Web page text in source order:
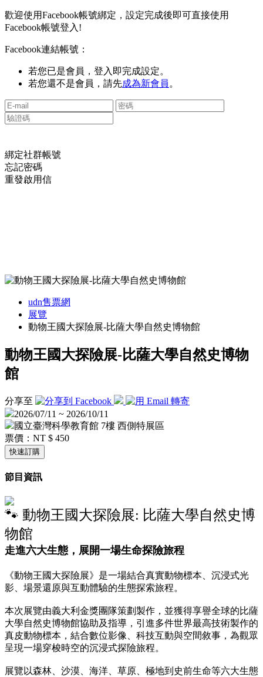
歡迎使用Facebook帳號綁定，設定完成後即可直接使用
Facebook帳號登入!
Facebook連結帳號：
若您已是會員，登入即完成設定。
若您還不是會員，請先成為新會員 。
綁定社群帳號
忘記密碼
重發啟用信
udn售票網
展覽
動物王國大探險展-比薩大學自然史博物館
動物王國大探險展-比薩大學自然史博物
館
分享至
2026/07/11 ~ 2026/10/11
國立臺灣科學教育館 7樓 西側特展區
票價： NT $ 450
快速訂購
節目資訊
🐾 動物王國大探險展: 比薩大學自然史博
物館
走進六大生態，展開一場生命探險旅程
《動物王國大探險展》是一場結合真實動物標本、沉浸式光
影、場景還原與互動體驗的生態探索旅程。
本次展覽由義大利金獎團隊策劃製作，並獲得享譽全球的比薩
大學自然史博物館協助及指導，引進多件世界最高技術製作的
真皮動物標本，結合數位影像、科技互動與空間敘事，為觀眾
呈現一場穿梭時空的沉浸式探險旅程。
展覽以森林、沙漠、海洋、草原、極地到史前生命等六大生態